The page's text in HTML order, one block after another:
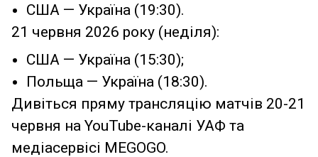
США — Україна (19:30).
21 червня 2026 року (неділя):
США — Україна (15:30);
Польща — Україна (18:30).
Дивіться пряму трансляцію матчів 20-21
червня на YouTube-каналі УАФ та
медіасервісі MEGOGO.